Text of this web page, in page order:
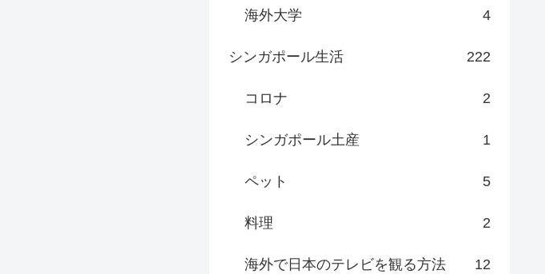
海外大学 4
シンガポール生活 222
コロナ 2
シンガポール土産 1
ペット 5
料理 2
海外で日本のテレビを観る方法 12